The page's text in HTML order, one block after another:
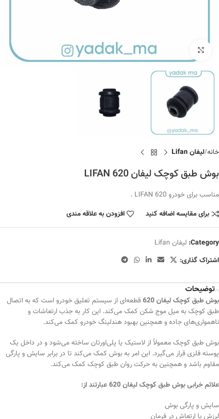
برای بزرگنمایی کلیک کنید
خانه لیفان Lifan
بوش طبق کوچک لیفان LIFAN 620
مناسب برای خودرو LIFAN 620 .
برای مقایسه اضافه کنید
افزودن به علاقه مندی
Category: لیفان Lifan
اشتراک گذاری:
توضیحات
بوش طبق کوچک لیفان 620
قطعه‌ای از سیستم تعلیق خودرو است که به اتصال
طبق کوچک به میل موج شکن کمک می‌کند. این کار به جذب ارتعاشات و
ناهمواری‌های جاده و همچنین بهبود هندلینگ خودرو کمک می‌کند.
بوش طبق کوچک معمولاً از لاستیک یا پلی‌اورتان ساخته می‌شود و در داخل یک
پوسته فلزی قرار می‌گیرد. این امر به بوش کمک می‌کند تا در برابر سایش و پارگی
مقاوم باشد و همچنین به حرکت روان طبق کوچک کمک می‌کند.
علائم خرابی بوش طبق کوچک لیفان 620 عبارتند از:
سایش و پارگی بوش
لرزش یا ارتعاش در فرمان